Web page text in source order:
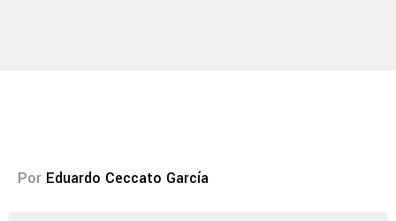
Por Eduardo Ceccato García